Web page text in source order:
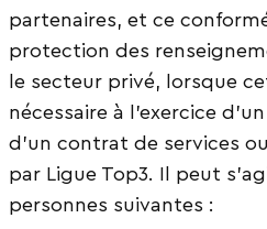
partenaires, et ce
protection des
le secteur privé, lorsque
nécessaire à l’exercice
d’un contrat de services
par Ligue Top3. Il peut
personnes suivantes :